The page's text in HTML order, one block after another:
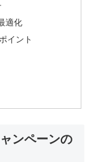
適化
イント
ンペーンの